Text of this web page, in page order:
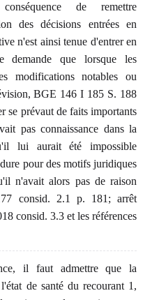
de remettre
des décisions entrées en
n'est ainsi tenue d'entrer en
demande que lorsque les
modifications notables ou
BGE 146 I 185 S. 188
se prévaut de faits importants
pas connaissance dans la
lui aurait été impossible
pour des motifs juridiques
n'avait alors pas de raison
consid. 2.1 p. 181; arrêt
consid. 3.3 et les références
il faut admettre que la
de santé du recourant 1,